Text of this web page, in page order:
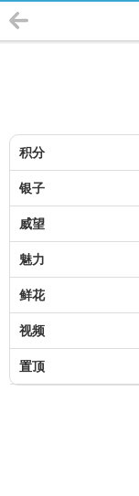
积分
银子
威望
魅力
鲜花
视频
置顶